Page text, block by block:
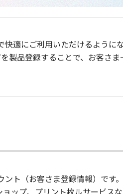
適にご利用いただけるようにな
製品登録することで、お客さ
ト（お客さま登録情報）です
ップ、プリント枚ルサービス